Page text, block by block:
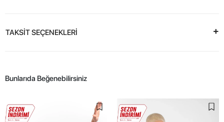
TAKSİT SEÇENEKLERİ
Bunlarıda Beğenebilirsiniz